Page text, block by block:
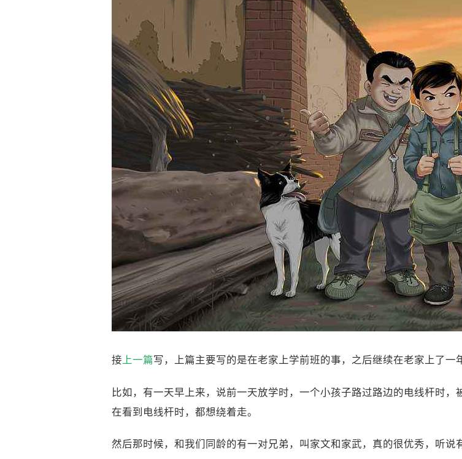
接上一篇写，上篇主要写的是在老家上学前班的事，之后继续在老家上了一
比如，有一天早上来，说前一天放学时，一个小孩子路过路边的电线杆时
在看到电线杆时，都想绕着走。
然后那时候，和我们同龄的有一对兄弟，叫家文和家武，真的很优秀，听说